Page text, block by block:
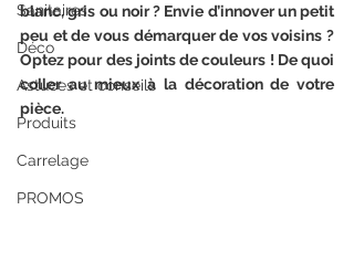
Sanitaires
Déco
Astuces et conseils
Produits
Carrelage
PROMOS
blanc, gris ou noir ? Envie d’innover un petit
peu et de vous démarquer de vos voisins ?
Optez pour des joints de couleurs ! De quoi
coller au mieux à la décoration de votre
pièce.